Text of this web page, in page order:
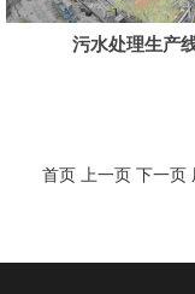
污水处理生产
首页 上一页 下一页